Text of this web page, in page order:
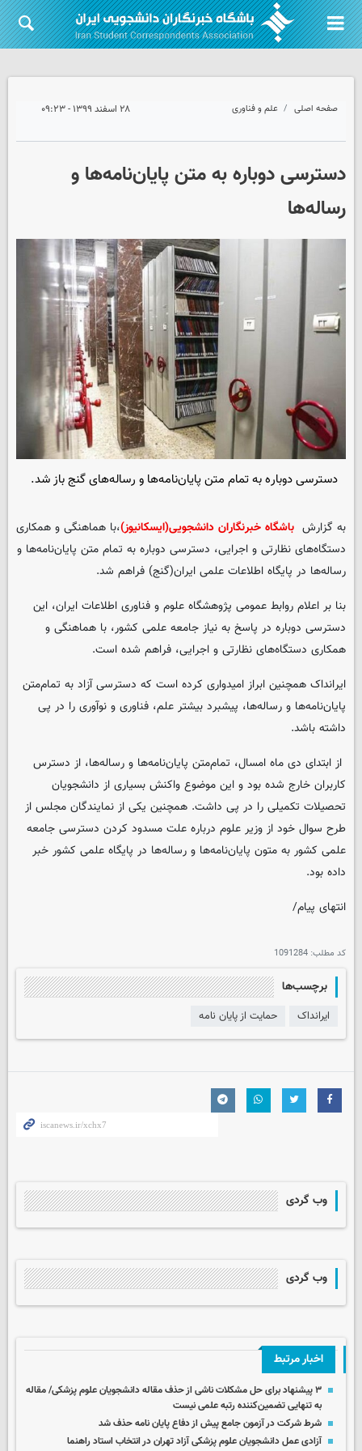
صفحه اصلی علم و فناوری ۲۸ اسفند ۱۳۹۹ - ۰۹:۲۳
دسترسی دوباره به متن پایان‌نامه‌ها و
رساله‌ها
دسترسی دوباره به تمام متن پایان‌نامه‌ها و رساله‌های گنج باز شد.
به گزارش باشگاه خبرنگاران دانشجویی(ایسکانیوز)،با هماهنگی و همکاری
دستگاه‌های نظارتی و اجرایی، دسترسی دوباره به تمام‌ متن پایان‌نامه‌ها و
رساله‌ها در پایگاه اطلاعات علمی ایران(گنج) فراهم شد.
بنا بر اعلام روابط عمومی پژوهشگاه علوم و فناوری اطلاعات ایران، این
دسترسی دوباره در پاسخ به نیاز جامعه علمی کشور، با هماهنگی و
همکاری دستگاه‌های نظارتی و اجرایی، فراهم شده است.
ایرانداک همچنین ابراز امیدواری کرده است که دسترسی آزاد به تمام‌متن
پایان‌نامه‌ها و رساله‌ها، پیشبرد بیشتر علم، فناوری و نوآوری را در پی
داشته باشد.
از ابتدای دی ماه امسال، تمام‌متن پایان‌نامه‌ها و رساله‌ها، از دسترس
کاربران خارج شده بود و این موضوع واکنش بسیاری از دانشجویان
تحصیلات تکمیلی را در پی داشت. همچنین یکی از نمایندگان مجلس از
طرح سوال خود از وزیر علوم درباره علت مسدود کردن دسترسی جامعه
علمی کشور به متون پایان‌نامه‌ها و رساله‌ها در پایگاه علمی کشور خبر
داده بود.
انتهای پیام/
کد مطلب: 1091284
برچسب‌ها
ایرانداک حمایت از پایان نامه
وب گردی
وب گردی
اخبار مرتبط
۳ پیشنهاد برای حل مشکلات ناشی از حذف مقاله دانشجویان علوم پزشکی/ مقاله
به تنهایی تضمین‌کننده رتبه علمی نیست
شرط شرکت در آزمون جامع پیش از دفاع پایان نامه حذف شد
آزادی عمل دانشجویان علوم پزشکی آزاد تهران در انتخاب استاد راهنما